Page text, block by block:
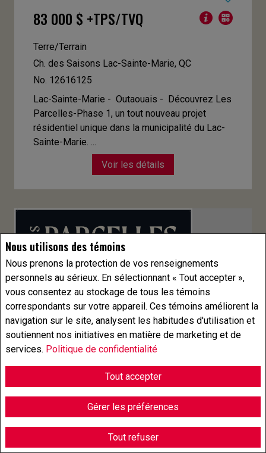
Nous utilisons des témoins
Nous prenons la protection de vos renseignements
personnels au sérieux. En sélectionnant « Tout accepter »,
vous consentez au stockage de tous les témoins
correspondants sur votre appareil. Ces témoins améliorent la
navigation sur le site, analysent les habitudes d'utilisation et
soutiennent nos initiatives en matière de marketing et de
services. Politique de confidentialité
Tout accepter
Gérer les préférences
Tout refuser
83 000 $ +TPS/TVQ
Terre/Terrain
Ch. des Saisons Lac-Sainte-Marie, QC
No. 12616125
Lac-Sainte-Marie - Outaouais -
Découvrez Les
Parcelles-Phase 1, un tout nouveau projet
résidentiel unique dans la municipalité du Lac-
Sainte-Marie. ...
Voir les détails
À vendre